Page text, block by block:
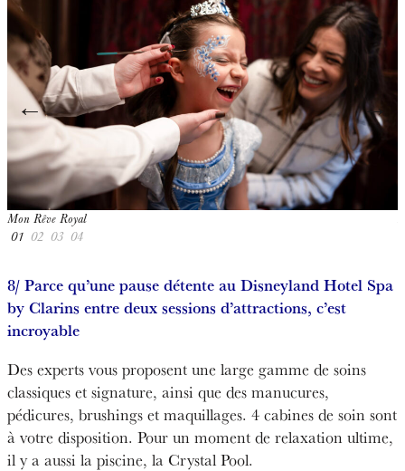
Mon Rêve Royal
← →
01 02 03 04
8/ Parce qu’une pause détente au Disneyland Hotel Spa
by Clarins entre deux sessions d’attractions, c’est
incroyable
Des experts vous proposent une large gamme de soins
classiques et signature, ainsi que des manucures,
pédicures, brushings et maquillages. 4 cabines de soin sont
à votre disposition. Pour un moment de relaxation ultime,
il y a aussi la piscine, la Crystal Pool.